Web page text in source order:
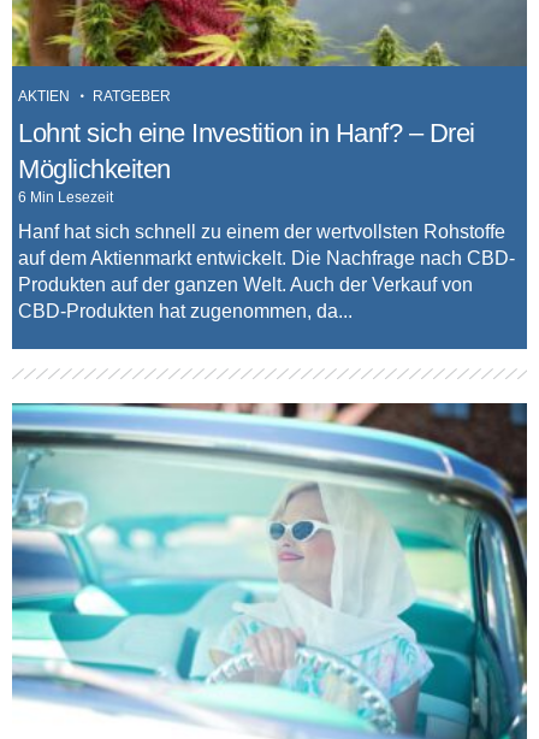
AKTIEN RATGEBER
Lohnt sich eine Investition in Hanf? – Drei
Möglichkeiten
6 Min Lesezeit
Hanf hat sich schnell zu einem der wertvollsten Rohstoffe
auf dem Aktienmarkt entwickelt. Die Nachfrage nach CBD-
Produkten auf der ganzen Welt. Auch der Verkauf von
CBD-Produkten hat zugenommen, da...